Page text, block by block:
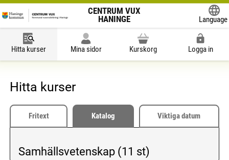
CENTRUM VUX
HANINGE
Language
Hitta kurser Mina sidor Kurskorg Logga in
Hitta kurser
Fritext Katalog Viktiga datum
Vald kategori:
Samhällsvetenskap (11 st)